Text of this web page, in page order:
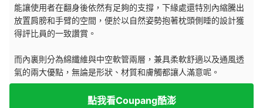
能讓使用者在翻身後依然有足夠的支撐，下緣處還特別內縮騰出
放置肩膀和手臂的空間，便於以自然姿勢抱著枕頭側睡的設計獲
得評比員的一致讚賞。
而內裏則分為綿纖維與中空軟管兩層，兼具柔軟舒適以及通風透
氣的兩大優點，無論是形狀、材質和膚觸都讓人滿意呢。
點我看Coupang酷澎